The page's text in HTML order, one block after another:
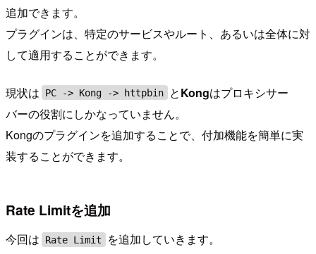
追加できます。
プラグインは、特定のサービスやルート、あるいは全体に対
して適用することができます。
現状は PC -> Kong -> httpbin とKongはプロキシサー
バーの役割にしかなっていません。
Kongのプラグインを追加することで、付加機能を簡単に実
装することができます。
Rate Limitを追加
今回は Rate Limit を追加していきます。